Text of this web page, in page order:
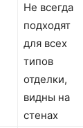
Не всегда
подходят
для всех
типов
отделки,
видны на
стенах